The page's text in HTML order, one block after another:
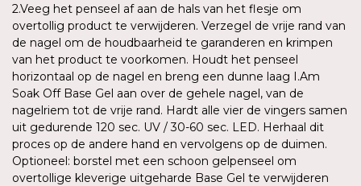
2.Veeg het penseel af aan de hals van het flesje om
overtollig product te verwijderen. Verzegel de vrije rand van
de nagel om de houdbaarheid te garanderen en krimpen
van het product te voorkomen. Houdt het penseel
horizontaal op de nagel en breng een dunne laag I.Am
Soak Off Base Gel aan over de gehele nagel, van de
nagelriem tot de vrije rand. Hardt alle vier de vingers samen
uit gedurende 120 sec. UV / 30-60 sec. LED. Herhaal dit
proces op de andere hand en vervolgens op de duimen.
Optioneel: borstel met een schoon gelpenseel om
overtollige kleverige uitgeharde Base Gel te verwijderen